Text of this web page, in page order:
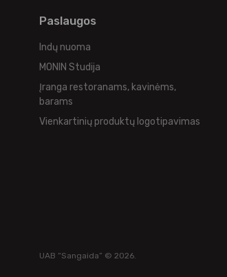
Paslaugos
Indų nuoma
MONIN Studija
Įranga restoranams, kavinėms,
barams
Vienkartinių produktų logotipavimas
UAB “Sangaida” © 2026.